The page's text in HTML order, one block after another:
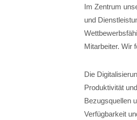
Im Zentrum
und
Mitarbeiter. Wir
Die
Produktivität
Bezugsquellen
Verfügbarkeit